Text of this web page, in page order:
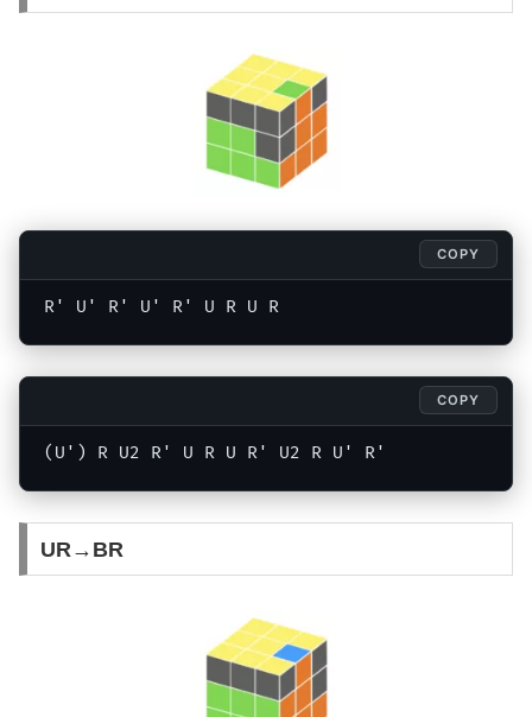
R' U' R' U' R' U R U R
COPY
(U') R U2 R' U R U R' U2 R U' R'
COPY
UR→BR